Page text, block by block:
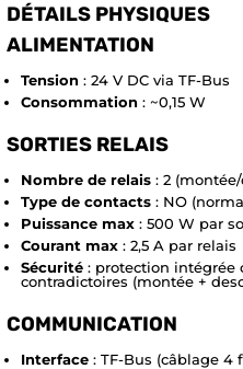
DÉTAILS PHYSIQUES
ALIMENTATION
Tension : 24 V DC via TF-Bus
Consommation : ~0,15 W
SORTIES RELAIS
Nombre de relais : 2
Type de contacts : NO
Puissance max : 500 W par
Courant max : 2,5 A par relais
Sécurité : protection intégrée
contradictoires (montée +
COMMUNICATION
Interface : TF-Bus (câblage 4